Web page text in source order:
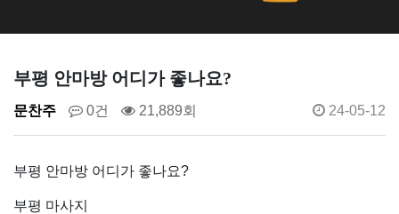
부평 안마방 어디가 좋나요?
문찬주 0건 21,889회 24-05-12
부평 안마방 어디가 좋나요?
부평 마사지